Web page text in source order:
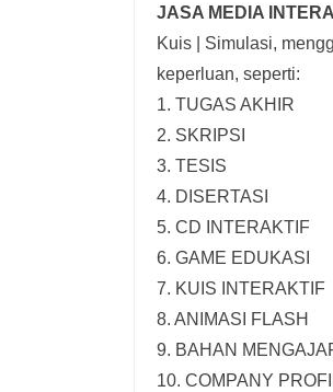
JASA MEDIA
Kuis | Simulasi,
keperluan, seperti:
1. TUGAS AKHIR
2. SKRIPSI
3. TESIS
4. DISERTASI
5. CD INTERAKTIF
6. GAME EDUKASI
7. KUIS INTERAKTIF
8. ANIMASI FLASH
9. BAHAN
10. COMPANY